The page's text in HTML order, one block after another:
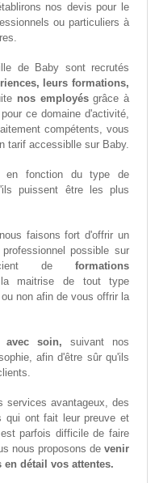
nos devis pour le
ou particuliers à
de Baby sont recrutés
leurs formations,
nos employésgrâce à
ce domaine d'activité,
compétents, vous
tarif accessiblle sur Baby.
en fonction du type de
puissent être les plus
faisons fort d'offrir un
possible sur
deformations
maitrise de tout type
non afin de vous offrir la
avec soin, suivant nos
afin d'être sûr qu'ils
services avantageux, des
qui ont fait leur preuve et
parfois difficile de faire
nous proposons devenir
détail vos attentes.